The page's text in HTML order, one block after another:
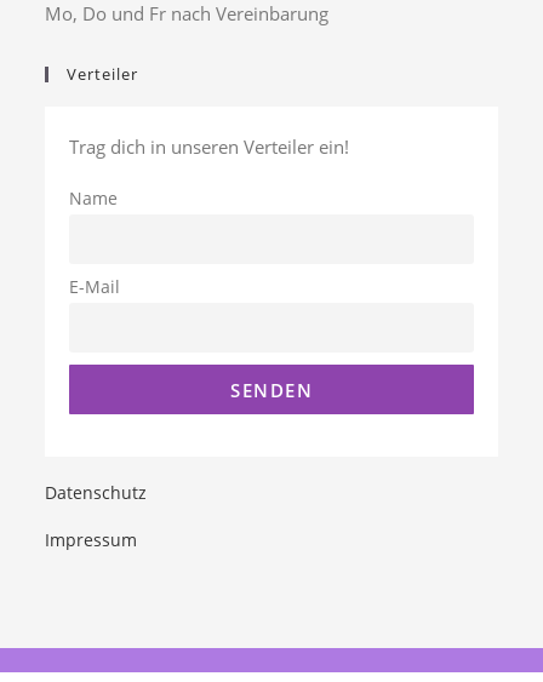
Mo, Do und Fr nach Vereinbarung
Verteiler
Trag dich in unseren Verteiler ein!
Name
E-Mail
Datenschutz
Impressum